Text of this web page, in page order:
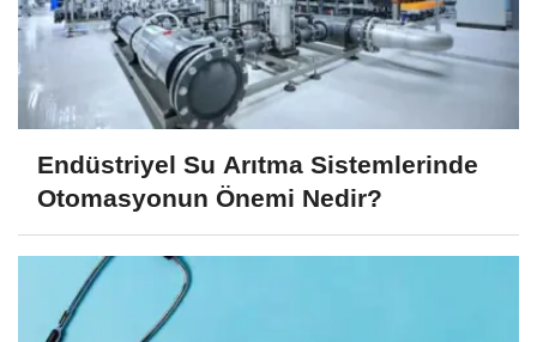
Endüstriyel Su Arıtma Sistemlerinde
Otomasyonun Önemi Nedir?